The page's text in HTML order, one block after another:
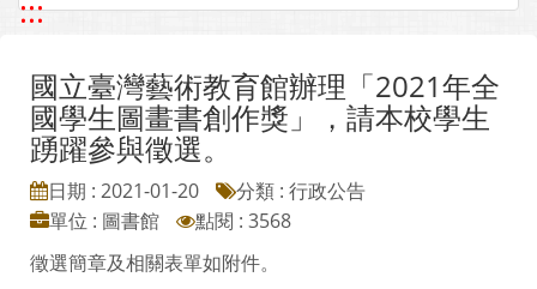
:::
國立臺灣藝術教育館辦理「2021年全
國學生圖畫書創作獎」，請本校學生
踴躍參與徵選。
日期 : 2021-01-20
分類 : 行政公告
單位 : 圖書館
點閱 : 3568
徵選簡章及相關表單如附件。